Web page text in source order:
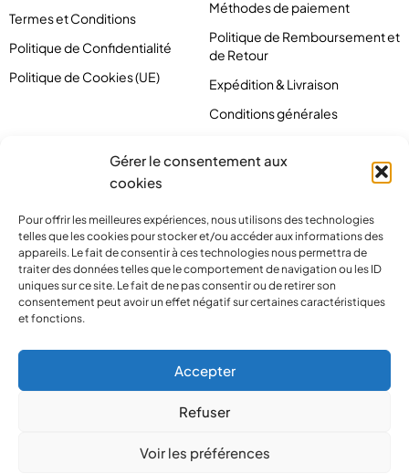
Gérer le consentement aux
cookies
Pour offrir les meilleures expériences, nous utilisons des technologies
telles que les cookies pour stocker et/ou accéder aux informations des
appareils. Le fait de consentir à ces technologies nous permettra de
traiter des données telles que le comportement de navigation ou les ID
uniques sur ce site. Le fait de ne pas consentir ou de retirer son
consentement peut avoir un effet négatif sur certaines caractéristiques
et fonctions.
Accepter
Refuser
Voir les préférences
Termes et Conditions
Politique de Confidentialité
Politique de Cookies (UE)
Méthodes de paiement
Politique de Remboursement et
de Retour
Expédition & Livraison
Conditions générales
Copyright 2024 © Pirlove. Tous droits réservés